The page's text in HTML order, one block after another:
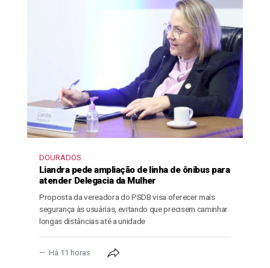
DOURADOS
Liandra pede ampliação de linha de ônibus para
atender Delegacia da Mulher
Proposta da vereadora do PSDB visa oferecer mais
segurança às usuárias, evitando que precisem caminhar
longas distâncias até a unidade
Há 11 horas